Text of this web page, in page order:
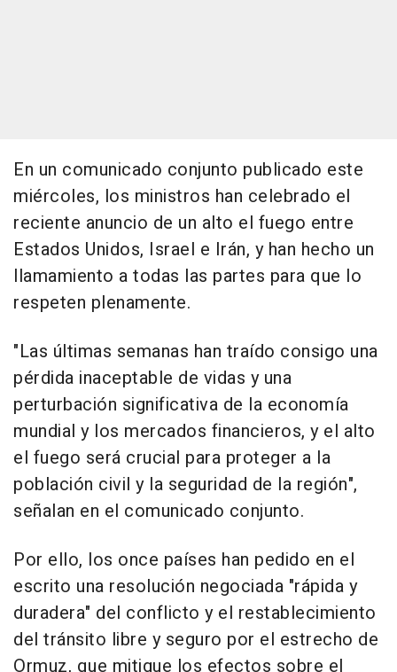
En un comunicado conjunto publicado este
miércoles, los ministros han celebrado el
reciente anuncio de un alto el fuego entre
Estados Unidos, Israel e Irán, y han hecho un
llamamiento a todas las partes para que lo
respeten plenamente.
"Las últimas semanas han traído consigo una
pérdida inaceptable de vidas y una
perturbación significativa de la economía
mundial y los mercados financieros, y el alto
el fuego será crucial para proteger a la
población civil y la seguridad de la región",
señalan en el comunicado conjunto.
Por ello, los once países han pedido en el
escrito una resolución negociada "rápida y
duradera" del conflicto y el restablecimiento
del tránsito libre y seguro por el estrecho de
Ormuz, que mitigue los efectos sobre el